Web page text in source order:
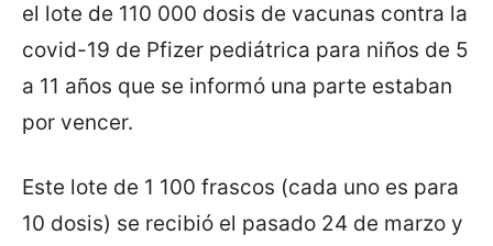
el lote de 110 000 dosis de vacunas contra la
covid-19 de Pfizer pediátrica para niños de 5
a 11 años que se informó una parte estaban
por vencer.
Este lote de 1 100 frascos (cada uno es para
10 dosis) se recibió el pasado 24 de marzo y